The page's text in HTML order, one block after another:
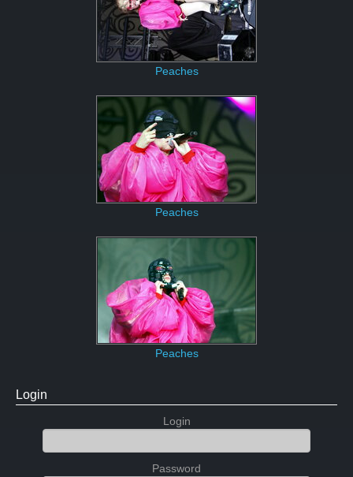
Peaches
Peaches
Peaches
Login
Login
Password